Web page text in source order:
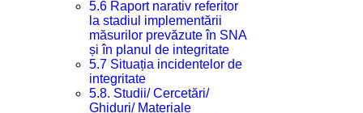
5.6 Raport narativ referitor
la stadiul implementării
măsurilor prevăzute în SNA
și în planul de integritate
5.7 Situația incidentelor de
integritate
5.8. Studii/ Cercetări/
Ghiduri/ Materiale